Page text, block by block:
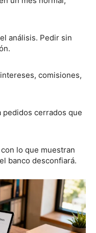
análisis. Pedir sin
comisiones,
pedidos cerrados que
lo que muestran
banco desconfiará.